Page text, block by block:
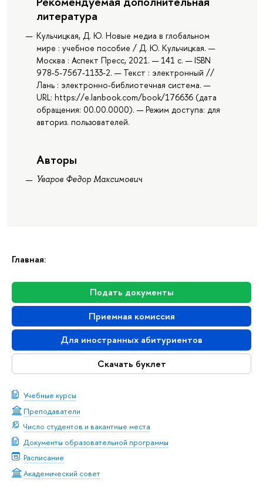
Главная:
Подать документы
Приемная комиссия
Для иностранных абитуриентов
Скачать буклет
Учебные курсы
Преподаватели
Число студентов и вакантные места
Документы образовательной программы
Расписание
Академический совет
литература
Кульчицкая, Д. Ю. Новые медиа в глобальном
мире : учебное пособие / Д. Ю. Кульчицкая. —
Москва : Аспект Пресс, 2021. — 141 с. — ISBN
978-5-7567-1133-2. — Текст : электронный //
Лань : электронно-библиотечная система. —
URL: https://e.lanbook.com/book/176636 (дата
обращения: 00.00.0000). — Режим доступа: для
авториз. пользователей.
Авторы
Уваров Федор Максимович